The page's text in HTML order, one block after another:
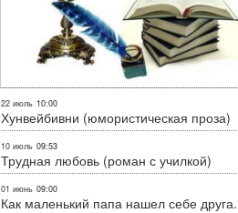
22 июль 10:00
Хунвейбивни (юмористическая проза)
10 июль 09:53
Трудная любовь (роман с училкой)
01 июнь 09:00
Как маленький папа нашел себе друга.